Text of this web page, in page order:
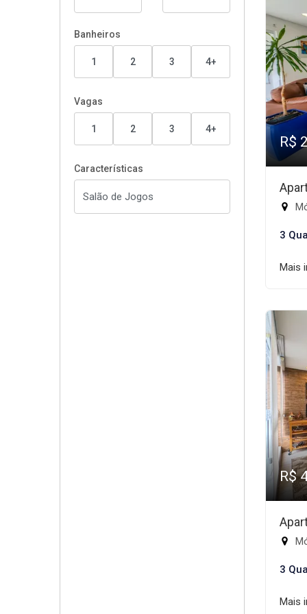
Banheiros
1 2 3 4+
Vagas
1 2 3 4+
Características
R$
3
Mais
R$
3
Mais